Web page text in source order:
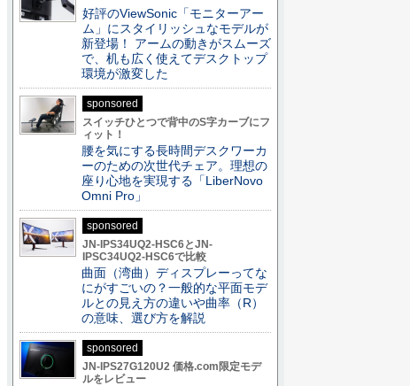
好評のViewSonic「モニターアー
ム」にスタイリッシュなモデルが
新登場！ アームの動きがスムーズ
で、机も広く使えてデスクトップ
環境が激変した
sponsored
スイッチひとつで背中のS字カーブにフ
ィット！
腰を気にする長時間デスクワーカ
ーのための次世代チェア。理想の
座り心地を実現する「LiberNovo
Omni Pro」
sponsored
JN-IPS34UQ2-HSC6とJN-
IPSC34UQ2-HSC6で比較
曲面（湾曲）ディスプレーってな
にがすごいの？一般的な平面モデ
ルとの見え方の違いや曲率（R）
の意味、選び方を解説
sponsored
JN-IPS27G120U2 価格.com限定モデ
ルをレビュー